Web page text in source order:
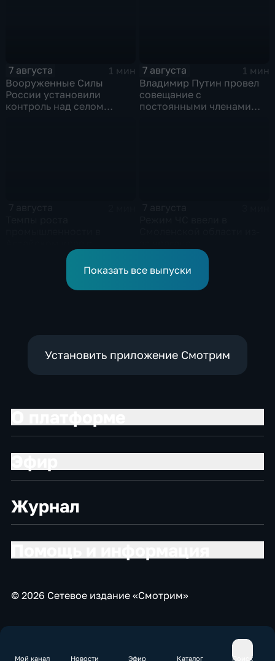
Мой канал Новости Эфир Каталог Поиск
7 августа
1 мин
Вооруженные Силы
России установили
контроль над селом
7 августа
1 мин
Владимир Путин провел
совещание с
постоянными членами
нынешнем году уже выше
Показать все выпуски
Установить приложение Смотрим
Журнал
© 2026 Сетевое издание «Смотрим»